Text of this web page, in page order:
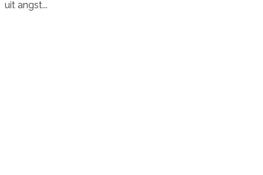
uit angst...